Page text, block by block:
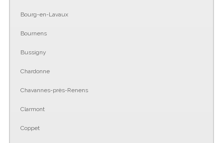
Bourg-en-Lavaux
Bournens
Bussigny
Chardonne
Chavannes-près-Renens
Clarmont
Coppet